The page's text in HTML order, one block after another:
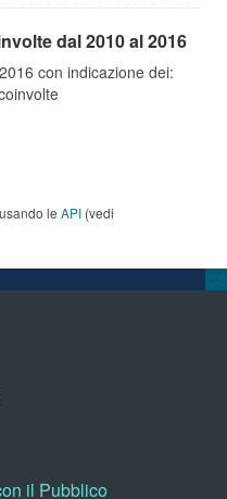
dal 2010 al 2016
con indicazione dei:
le API (vedi
il Pubblico